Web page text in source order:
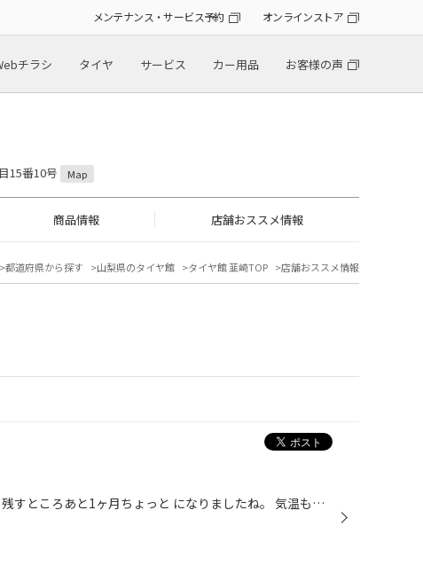
メンテナンス・サービス予約 オンラインストア
チラシ タイヤ サービス カー用品 お客様の声
15番10号 Map
商品情報 店舗おススメ情報
都道府県から探す 山梨県のタイヤ館 タイヤ館 韮崎TOP 店舗おススメ情報
こんにちは。 いよいよ今年も残すところあと1ヶ月ちょっと になりましたね。 気温もだいぶ下がって冬らしくなってきました。 朝晩は凍結する時も出てきて怖いですね。 スタッドレスタイヤも欠品するサイズも出てきているので お早めのご予約をお勧めします。